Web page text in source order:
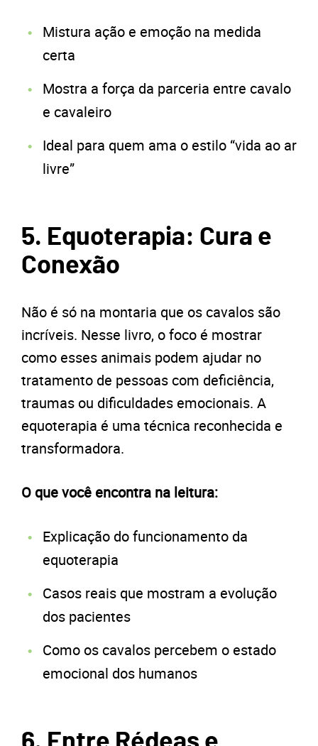
Mistura ação e emoção na medida
certa
Mostra a força da parceria entre cavalo
e cavaleiro
Ideal para quem ama o estilo “vida ao ar
livre”
5. Equoterapia: Cura e
Conexão
Não é só na montaria que os cavalos são
incríveis. Nesse livro, o foco é mostrar
como esses animais podem ajudar no
tratamento de pessoas com deficiência,
traumas ou dificuldades emocionais. A
equoterapia é uma técnica reconhecida e
transformadora.
O que você encontra na leitura:
Explicação do funcionamento da
equoterapia
Casos reais que mostram a evolução
dos pacientes
Como os cavalos percebem o estado
emocional dos humanos